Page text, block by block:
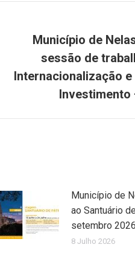
post:
Município de
sessão de
Internacionalização
Investimento
Município de
ao Santuário
setembro 2026
8 Julho 2026